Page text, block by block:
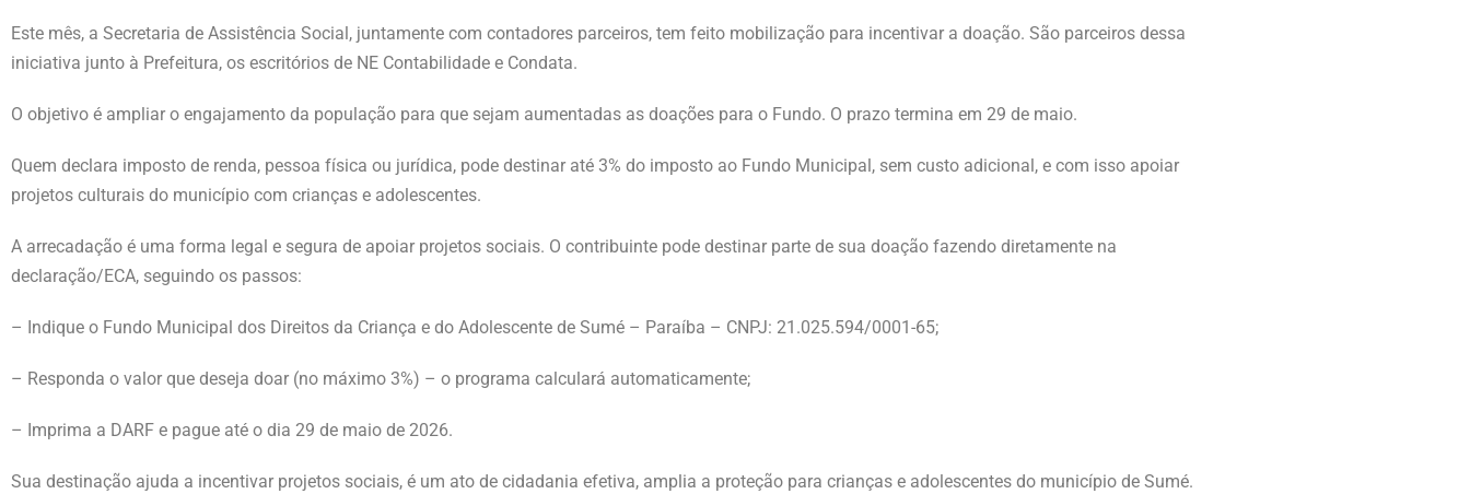
Este mês, a Secretaria de Assistência Social, juntamente com contadores parceiros, tem feito mobilização para incentivar a doação. São parceiros dessa
iniciativa junto à Prefeitura, os escritórios de NE Contabilidade e Condata.
O objetivo é ampliar o engajamento da população para que sejam aumentadas as doações para o Fundo. O prazo termina em 29 de maio.
Quem declara imposto de renda, pessoa física ou jurídica, pode destinar até 3% do imposto ao Fundo Municipal, sem custo adicional, e com isso apoiar
projetos culturais do município com crianças e adolescentes.
A arrecadação é uma forma legal e segura de apoiar projetos sociais. O contribuinte pode destinar parte de sua doação fazendo diretamente na
declaração/ECA, seguindo os passos:
– Indique o Fundo Municipal dos Direitos da Criança e do Adolescente de Sumé – Paraíba – CNPJ: 21.025.594/0001-65;
– Responda o valor que deseja doar (no máximo 3%) – o programa calculará automaticamente;
– Imprima a DARF e pague até o dia 29 de maio de 2026.
Sua destinação ajuda a incentivar projetos sociais, é um ato de cidadania efetiva, amplia a proteção para crianças e adolescentes do município de Sumé.